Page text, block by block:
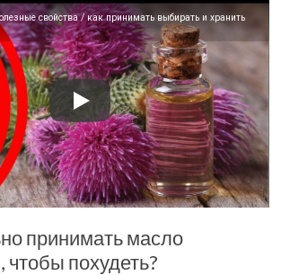
свойства / как принимать выбирать и хранить
принимать масло
похудеть?